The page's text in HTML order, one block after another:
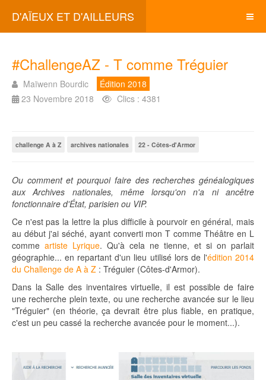
D'AÏEUX ET D'AILLEURS
#ChallengeAZ - T comme Tréguier
Maïwenn Bourdic
Édition 2018
23 Novembre 2018
Clics : 4381
challenge A à Z archives nationales 22 - Côtes-d'Armor
Ou comment et pourquoi faire des recherches généalogiques
aux Archives nationales, même lorsqu'on n'a ni ancêtre
fonctionnaire d'État, parisien ou VIP.
Ce n'est pas la lettre la plus difficile à pourvoir en général, mais
au début j'ai séché, ayant converti mon T comme Théâtre en L
comme artiste Lyrique. Qu'à cela ne tienne, et si on parlait
géographie... en repartant d'un lieu utilisé lors de l'édition 2014
du Challenge de A à Z : Tréguier (Côtes-d'Armor).
Dans la Salle des inventaires virtuelle, il est possible de faire
une recherche plein texte, ou une recherche avancée sur le lieu
"Tréguier" (en théorie, ça devrait être plus fiable, en pratique,
c'est un peu cassé la recherche avancée pour le moment...).